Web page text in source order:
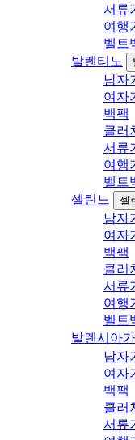
서류
여행
벨트
발렌티노
남자
여자
백팩
클러
서류
여행
벨트
셀린느
셀
남자
여자
백팩
클러
서류
여행
벨트
발렌시아가
남자
여자
백팩
클러
서류